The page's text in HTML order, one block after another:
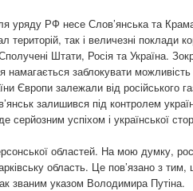
уряду РФ несе Слов’янська та
територій, так і величезні поклади
Штати, Росія та Україна.
намагається заблокувати
Європи залежали від російського
залишився під контролем
серйозним успіхом і української
областей. На мою думку,
область. Це пов’язано з
званим указом Володимира Путіна.